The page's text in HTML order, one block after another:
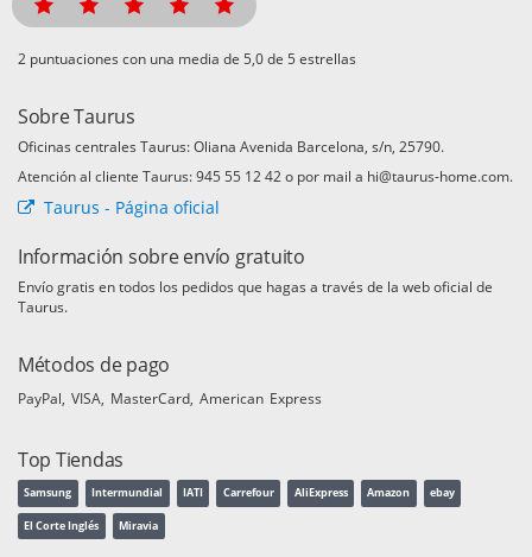
puntuaciones con una media de de 5 estrellas
Sobre Taurus
Oficinas centrales Taurus: Oliana Avenida Barcelona, s/n, 25790.
Atención al cliente Taurus: 945 55 12 42 o por mail a hi@taurus-home.com.
Taurus - Página oficial
Información sobre envío gratuito
Envío gratis en todos los pedidos que hagas a través de la web oficial de
Taurus.
Métodos de pago
PayPal VISA MasterCard American Express
Top Tiendas
Samsung Intermundial IATI Carrefour AliExpress Amazon ebay
El Corte Inglés Miravia